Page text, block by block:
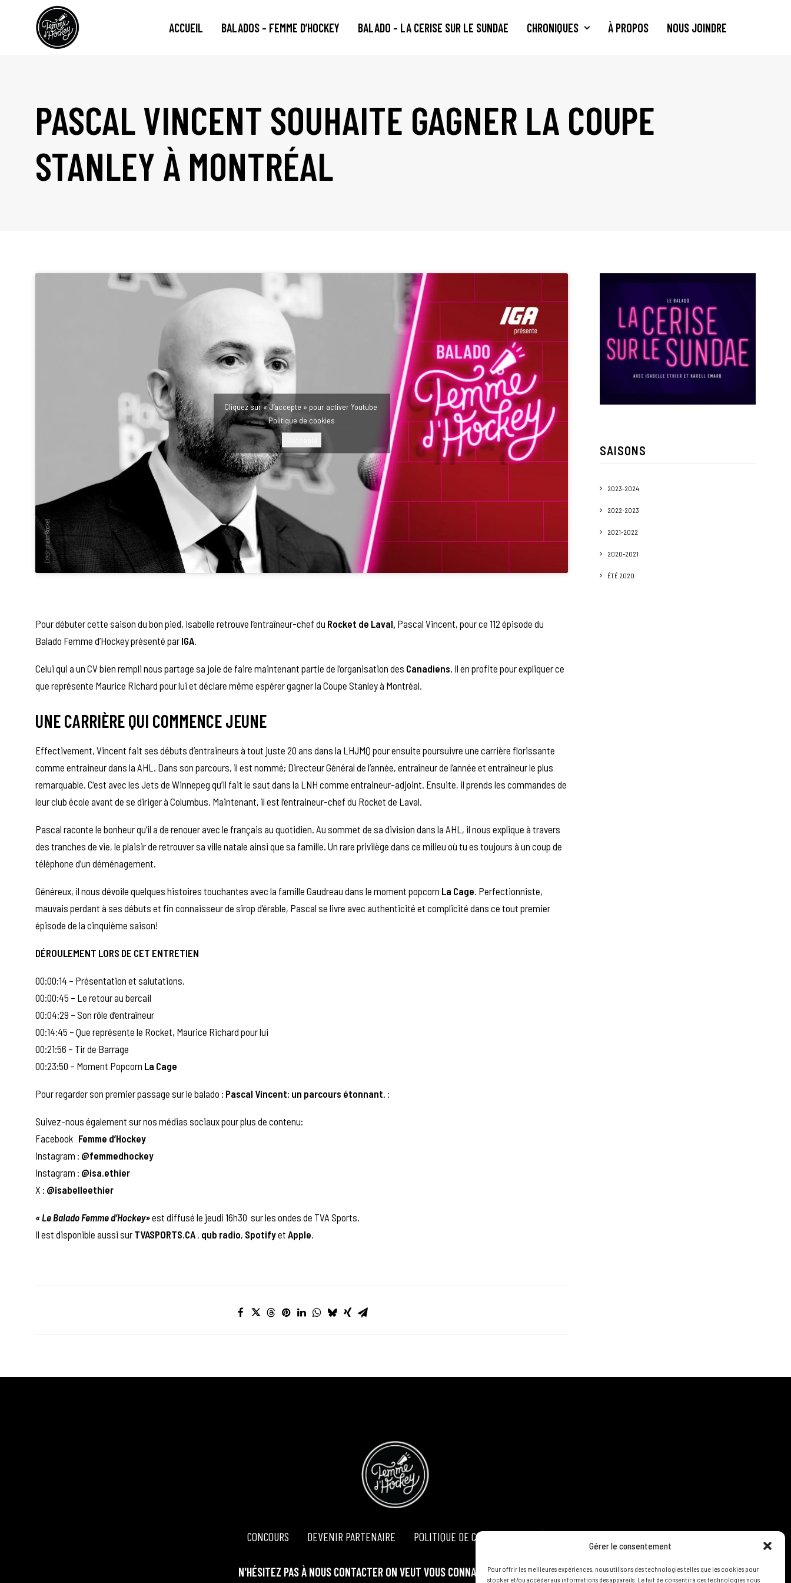
Gérer le consentement
Pour offrir les meilleures expériences, nous utilisons des technologies telles que les cookies pour
stocker et/ou accéder aux informations des appareils. Le fait de consentir à ces technologies nous
ACCUEIL BALADOS – FEMME D’HOCKEY BALADO – LA CERISE SUR LE SUNDAE CHRONIQUES À PROPOS NOUS JOINDRE
PASCAL VINCENT SOUHAITE GAGNER LA COUPE
STANLEY À MONTRÉAL
Cliquez sur « J’accepte » pour activer Youtube
Politique de cookies
Pour débuter cette saison du bon pied, Isabelle retrouve l’entraîneur-chef du Rocket de Laval, Pascal Vincent, pour ce 112 épisode du
Balado Femme d’Hockey présenté par IGA.
Celui qui a un CV bien rempli nous partage sa joie de faire maintenant partie de l’organisation des Canadiens. Il en profite pour expliquer ce
que représente Maurice RIchard pour lui et déclare même espérer gagner la Coupe Stanley à Montréal.
UNE CARRIÈRE QUI COMMENCE JEUNE
Effectivement, Vincent fait ses débuts d’entraineurs à tout juste 20 ans dans la LHJMQ pour ensuite poursuivre une carrière florissante
comme entraineur dans la AHL. Dans son parcours, il est nommé; Directeur Général de l’année, entraîneur de l’année et entraîneur le plus
remarquable. C’est avec les Jets de Winnepeg qu’Il fait le saut dans la LNH comme entraineur-adjoint. Ensuite, il prends les commandes de
leur club école avant de se diriger à Columbus. Maintenant, il est l’entraineur-chef du Rocket de Laval.
Pascal raconte le bonheur qu’il a de renouer avec le français au quotidien. Au sommet de sa division dans la AHL, il nous explique à travers
des tranches de vie, le plaisir de retrouver sa ville natale ainsi que sa famille. Un rare privilège dans ce milieu où tu es toujours à un coup de
téléphone d’un déménagement.
Généreux, il nous dévoile quelques histoires touchantes avec la famille Gaudreau dans le moment popcorn La Cage. Perfectionniste,
mauvais perdant à ses débuts et fin connaisseur de sirop d’érable, Pascal se livre avec authenticité et complicité dans ce tout premier
épisode de la cinquième saison!
DÉROULEMENT LORS DE CET ENTRETIEN
00:00:14 – Présentation et salutations.
00:00:45 – Le retour au bercail
00:04:29 – Son rôle d’entraîneur
00:14:45 – Que représente le Rocket, Maurice Richard pour lui
00:21:56 – Tir de Barrage
00:23:50 – Moment Popcorn La Cage
Pour regarder son premier passage sur le balado : Pascal Vincent: un parcours étonnant. :
Suivez-nous également sur nos médias sociaux pour plus de contenu:
Facebook Femme d’Hockey
Instagram : @femmedhockey
Instagram : @isa.ethier
X : @isabelleethier
« Le Balado Femme d’Hockey»est diffusé le jeudi 16h30 sur les ondes de TVA Sports.
Il est disponible aussi sur TVASPORTS.CA , qub radio, Spotifyet Apple.
SAISONS
2023-2024
2022-2023
2021-2022
2020-2021
ÉTÉ 2020
CONCOURS DEVENIR PARTENAIRE POLITIQUE DE CONFIDENTIALITÉ
N'HÉSITEZ PAS À NOUS CONTACTER ON VEUT VOUS CONNAÎTRE ET VOUS LIRE